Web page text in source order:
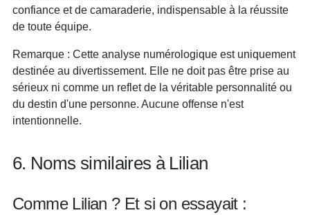
confiance et de camaraderie, indispensable à la réussite
de toute équipe.
Remarque : Cette analyse numérologique est uniquement
destinée au divertissement. Elle ne doit pas être prise au
sérieux ni comme un reflet de la véritable personnalité ou
du destin d'une personne. Aucune offense n'est
intentionnelle.
6. Noms similaires à Lilian
Comme Lilian ? Et si on essayait :